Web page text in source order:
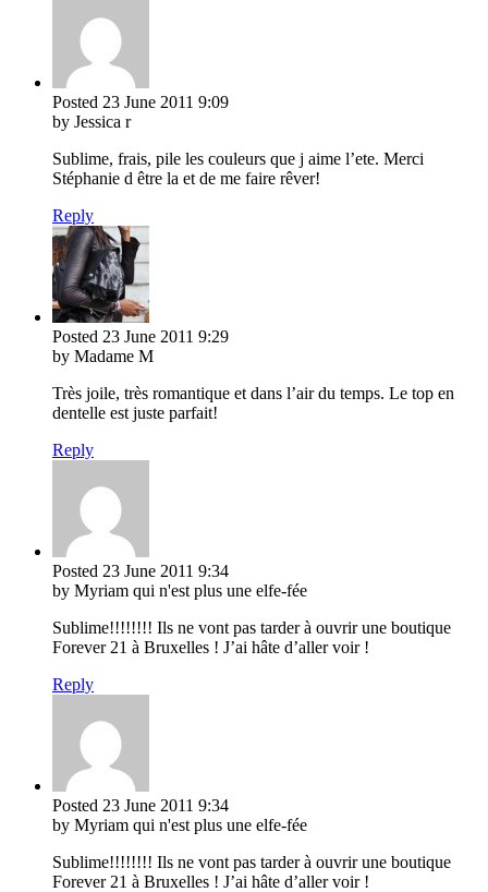
Posted 23 June 2011 9:09
by Jessica r
Sublime, frais, pile les couleurs que j aime l’ete. Merci
Stéphanie d être la et de me faire rêver!
Reply
Posted 23 June 2011 9:29
by Madame M
Très joile, très romantique et dans l’air du temps. Le top en
dentelle est juste parfait!
Reply
Posted 23 June 2011 9:34
by Myriam qui n'est plus une elfe-fée
Sublime!!!!!!!! Ils ne vont pas tarder à ouvrir une boutique
Forever 21 à Bruxelles ! J’ai hâte d’aller voir !
Reply
Posted 23 June 2011 9:34
by Myriam qui n'est plus une elfe-fée
Sublime!!!!!!!! Ils ne vont pas tarder à ouvrir une boutique
Forever 21 à Bruxelles ! J’ai hâte d’aller voir !